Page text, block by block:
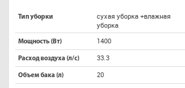
Тип уборки
сухая уборка +влажная
уборка
Мощность (Вт) 1400
Расход воздуха (л/с) 33.3
Объем бака (л)
20